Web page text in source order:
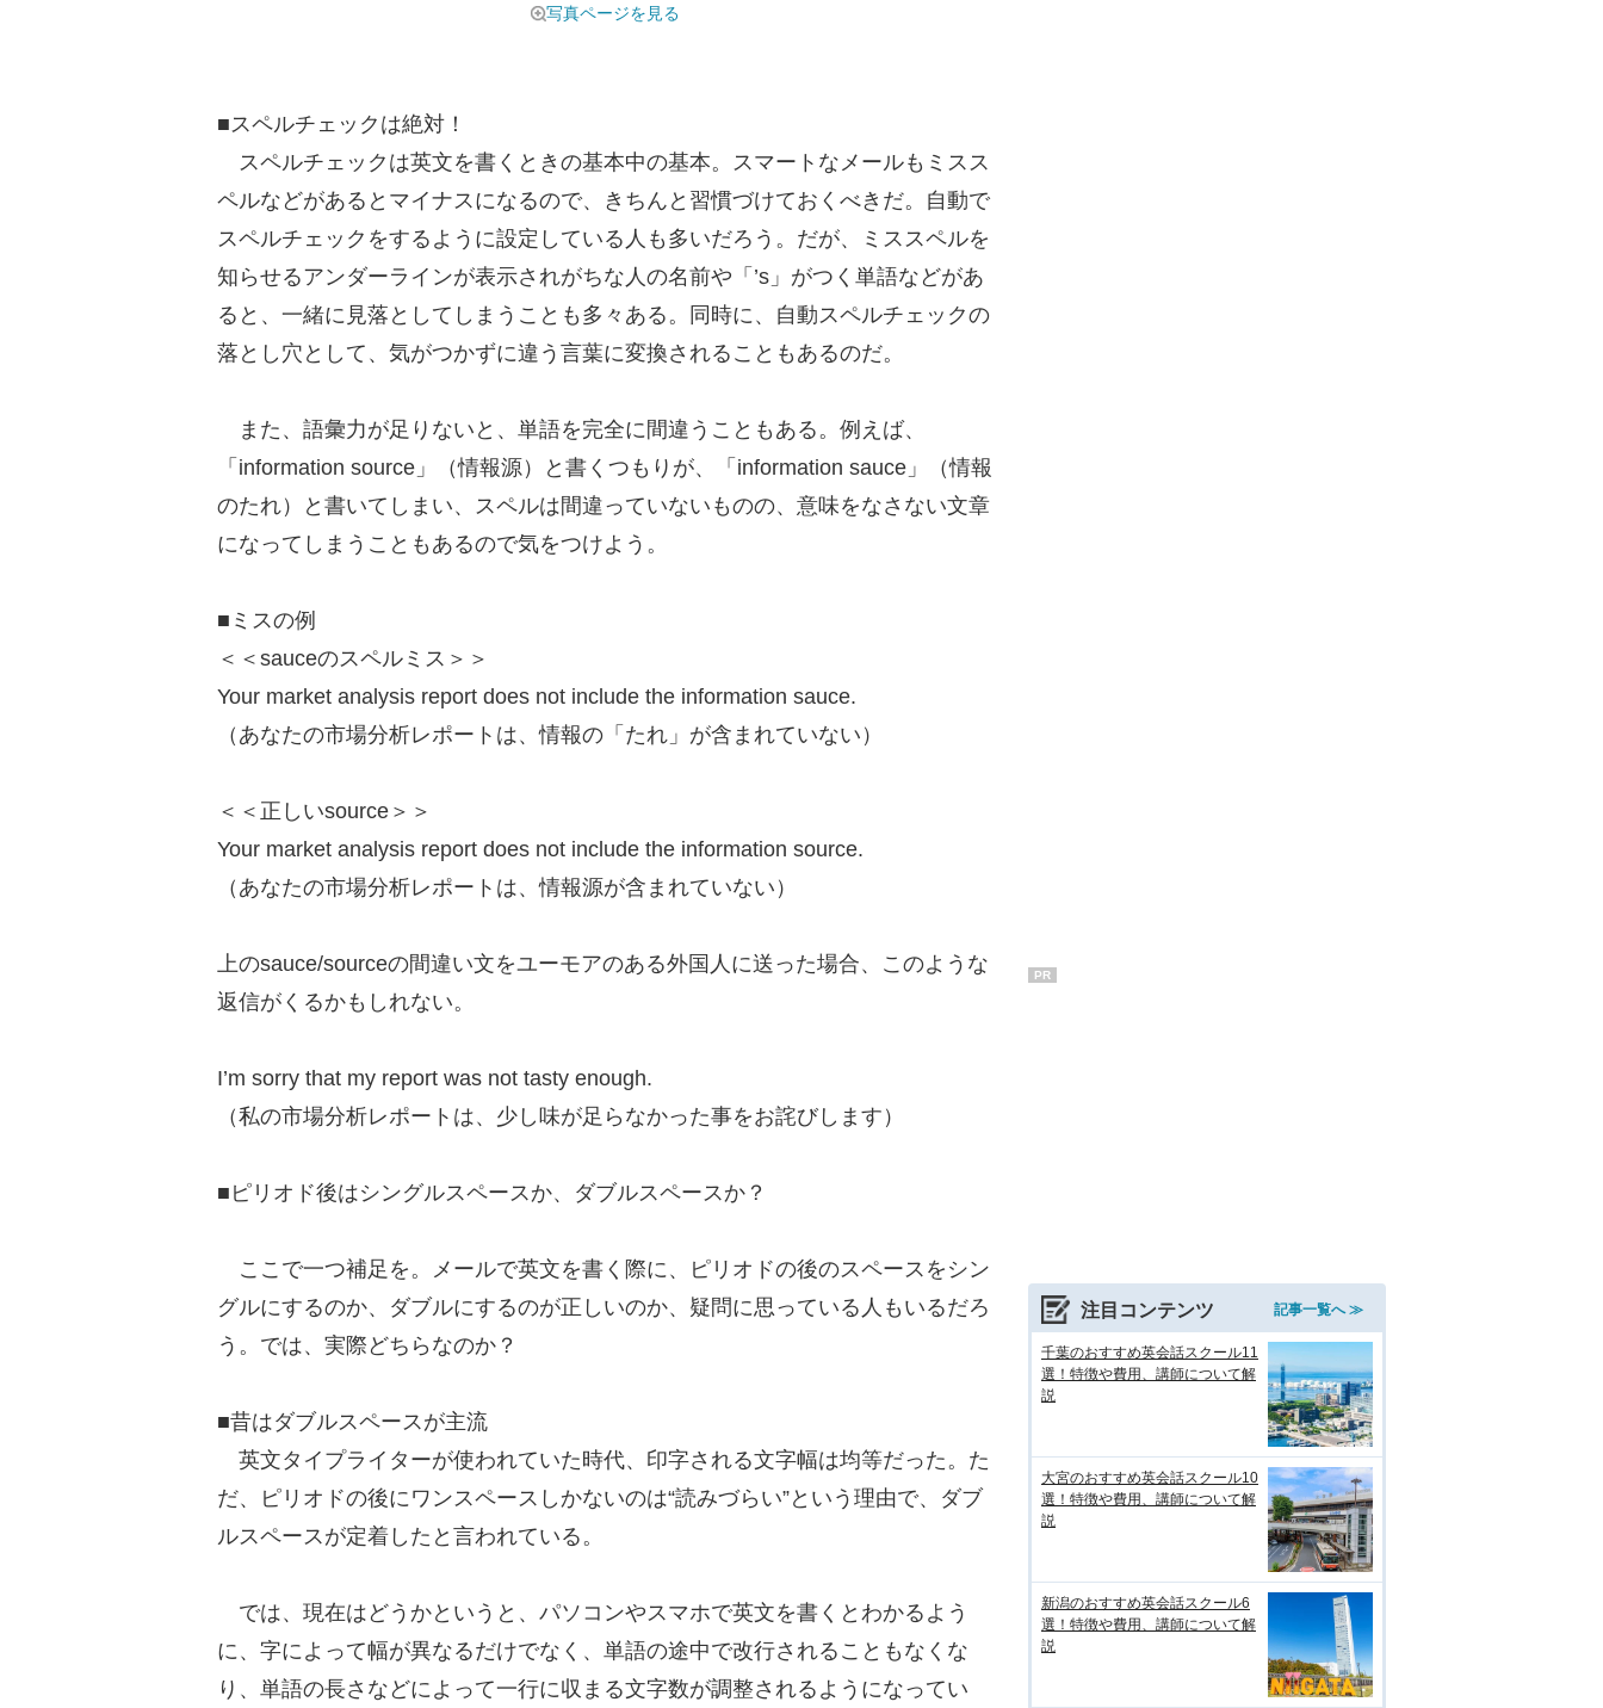
写真ページを見る
■スペルチェックは絶対！
スペルチェックは英文を書くときの基本中の基本。スマートなメールもミスス
ペルなどがあるとマイナスになるので、きちんと習慣づけておくべきだ。自動で
スペルチェックをするように設定している人も多いだろう。だが、ミススペルを
知らせるアンダーラインが表示されがちな人の名前や「’s」がつく単語などがあ
ると、一緒に見落としてしまうことも多々ある。同時に、自動スペルチェックの
落とし穴として、気がつかずに違う言葉に変換されることもあるのだ。
また、語彙力が足りないと、単語を完全に間違うこともある。例えば、
「information source」（情報源）と書くつもりが、「information sauce」（情報
のたれ）と書いてしまい、スペルは間違っていないものの、意味をなさない文章
になってしまうこともあるので気をつけよう。
■ミスの例
＜＜sauceのスペルミス＞＞
Your market analysis report does not include the information sauce.
（あなたの市場分析レポートは、情報の「たれ」が含まれていない）
＜＜正しいsource＞＞
Your market analysis report does not include the information source.
（あなたの市場分析レポートは、情報源が含まれていない）
上のsauce/sourceの間違い文をユーモアのある外国人に送った場合、このような
返信がくるかもしれない。
I’m sorry that my report was not tasty enough.
（私の市場分析レポートは、少し味が足らなかった事をお詫びします）
■ピリオド後はシングルスペースか、ダブルスペースか？
ここで一つ補足を。メールで英文を書く際に、ピリオドの後のスペースをシン
グルにするのか、ダブルにするのが正しいのか、疑問に思っている人もいるだろ
う。では、実際どちらなのか？
■昔はダブルスペースが主流
英文タイプライターが使われていた時代、印字される文字幅は均等だった。た
だ、ピリオドの後にワンスペースしかないのは“読みづらい”という理由で、ダブ
ルスペースが定着したと言われている。
では、現在はどうかというと、パソコンやスマホで英文を書くとわかるよう
に、字によって幅が異なるだけでなく、単語の途中で改行されることもなくな
り、単語の長さなどによって一行に収まる文字数が調整されるようになってい
PR
注目コンテンツ 記事一覧へ ≫
千葉のおすすめ英会話スクール11
選！特徴や費用、講師について解
説
大宮のおすすめ英会話スクール10
選！特徴や費用、講師について解
説
新潟のおすすめ英会話スクール6
選！特徴や費用、講師について解
説